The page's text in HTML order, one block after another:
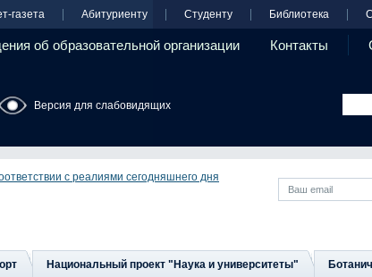
газета Абитуриенту Студенту Библиотека
об образовательной организации Контакты
Версия для слабовидящих
с реалиями сегодняшнего дня
Национальный проект "Наука и университеты"